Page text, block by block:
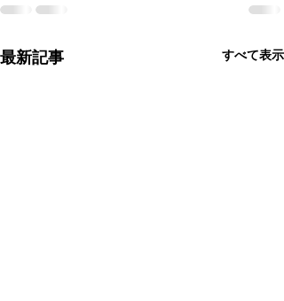
最新記事 すべて表示